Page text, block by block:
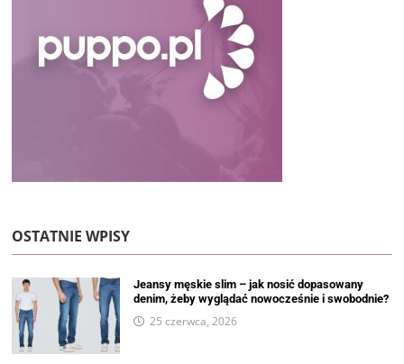
OSTATNIE WPISY
Jeansy męskie slim – jak nosić dopasowany
denim, żeby wyglądać nowocześnie i swobodnie?
25 czerwca, 2026